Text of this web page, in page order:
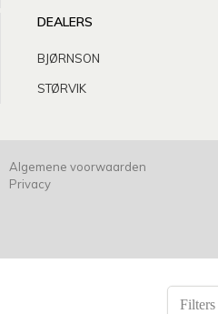
DEALERS
BJØRNSON
STØRVIK
Algemene voorwaarden
Privacy